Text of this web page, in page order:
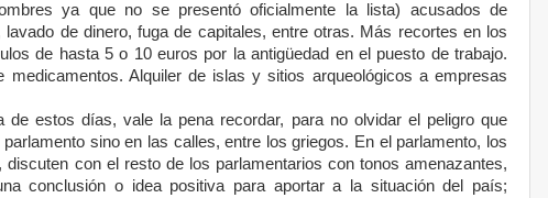
ya que no se presentó oficialmente la lista) acusados de
de dinero, fuga de capitales, entre otras. Más recortes en los
de hasta 5 o 10 euros por la antigüedad en el puesto de trabajo.
Alquiler de islas y sitios arqueológicos a empresas
estos días, vale la pena recordar, para no olvidar el peligro que
sino en las calles, entre los griegos. En el parlamento, los
con el resto de los parlamentarios con tonos amenazantes,
conclusión o idea positiva para aportar a la situación del país;